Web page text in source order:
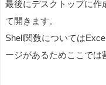
最後にデスクトップに作
て開きます。
Shell関数については
ージがあるためここでは